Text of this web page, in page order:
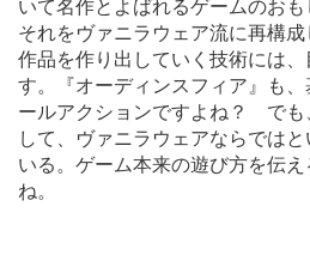
いて名作とよばれるゲームのおも
それをヴァニラウェア流に再構
作品を作り出していく技術には
す。『オーディンスフィア』も
ールアクションですよね？ でも
して、ヴァニラウェアならでは
いる。ゲーム本来の遊び方を伝
ね。